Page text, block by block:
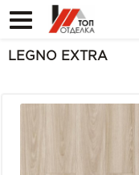
LEGNO EXTRA